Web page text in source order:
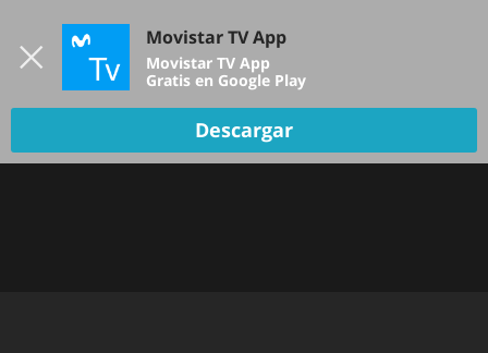
TV EN VIVO
Movistar TV App
Movistar TV App
Gratis en Google Play
Descargar